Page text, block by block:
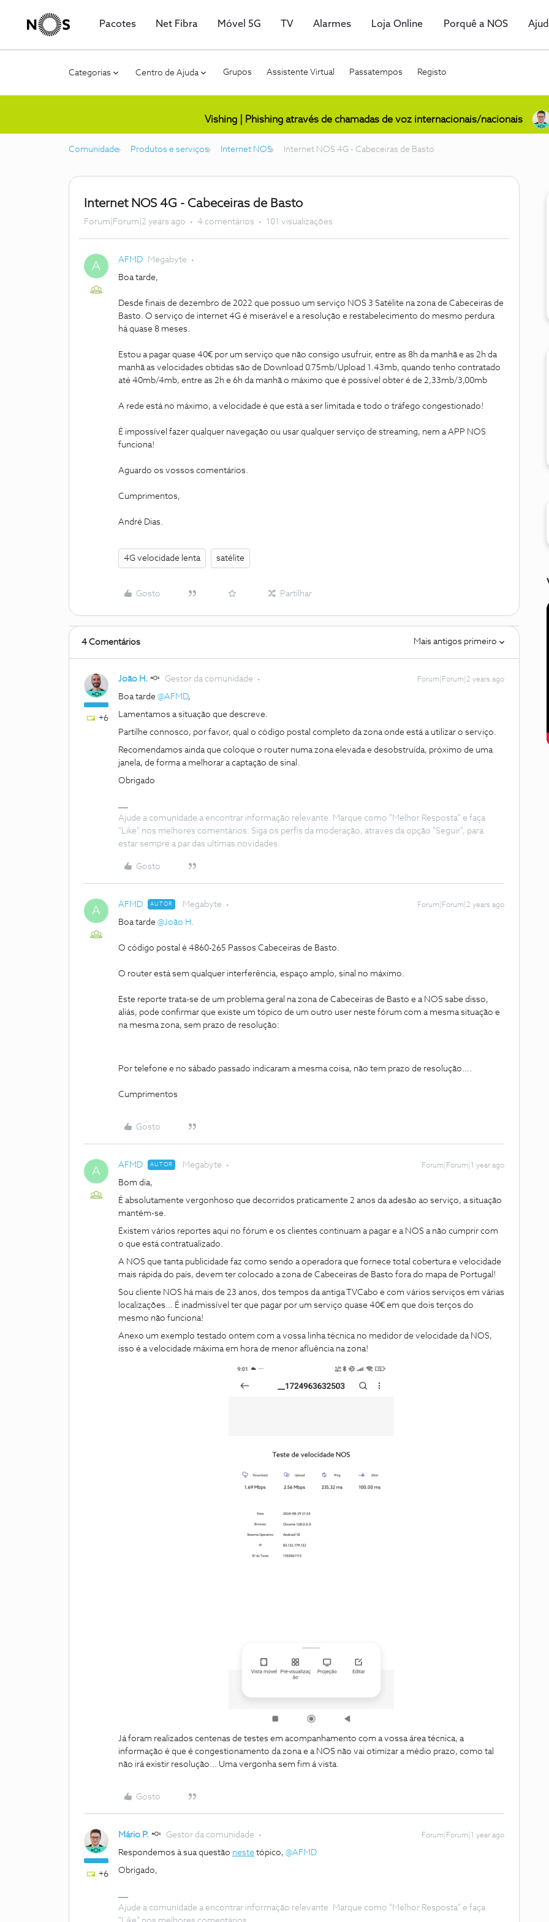
Pacotes Net Fibra Móvel 5G TV Alarmes Loja Online Porquê a NOS
Categorias Centro de Ajuda Grupos Assistente Virtual Passatempos Registo
Vishing | Phishing através de chamadas de voz internacionais/nacionais
Comunidade Produtos e serviços Internet NOS Internet NOS 4G - Cabeceiras de Basto
Internet NOS 4G - Cabeceiras de Basto
Forum|Forum|2 years ago 4 comentários 101 visualizações
A AFMD Megabyte
Boa tarde,
Desde finais de dezembro de 2022 que possuo um serviço NOS 3 Satélite na zona de Cabeceiras de
Basto. O serviço de internet 4G é miserável e a resolução e restabelecimento do mesmo perdura
há quase 8 meses.
Estou a pagar quase 40€ por um serviço que não consigo usufruir, entre as 8h da manhã e as 2h da
manhã as velocidades obtidas são de Download 0.75mb/Upload 1.43mb, quando tenho contratado
até 40mb/4mb, entre as 2h e 6h da manhã o máximo que é possível obter é de 2,33mb/3,00mb
A rede está no máximo, a velocidade é que está a ser limitada e todo o tráfego congestionado!
É impossível fazer qualquer navegação ou usar qualquer serviço de streaming, nem a APP NOS
funciona!
Aguardo os vossos comentários.
Cumprimentos,
André Dias.
4G velocidade lenta satélite
Gosto Partilhar
4 Comentários Mais antigos primeiro
+6
João H. Gestor da comunidade Forum|Forum|2 years ago
Boa tarde @AFMD,
Lamentamos a situação que descreve.
Partilhe connosco, por favor, qual o código postal completo da zona onde está a utilizar o serviço.
Recomendamos ainda que coloque o router numa zona elevada e desobstruída, próximo de uma
janela, de forma a melhorar a captação de sinal.
Obrigado
Ajude a comunidade a encontrar informação relevante. Marque como "Melhor Resposta" e faça
"Like" nos melhores comentários. Siga os perfis da moderação, através da opção "Seguir", para
estar sempre a par das ultimas novidades.
Gosto
A AFMD AUTOR Megabyte Forum|Forum|2 years ago
Boa tarde @João H.
O código postal é 4860-265 Passos Cabeceiras de Basto.
O router está sem qualquer interferência, espaço amplo, sinal no máximo.
Este reporte trata-se de um problema geral na zona de Cabeceiras de Basto e a NOS sabe disso,
aliás, pode confirmar que existe um tópico de um outro user neste fórum com a mesma situação e
na mesma zona, sem prazo de resolução:
Por telefone e no sábado passado indicaram a mesma coisa, não tem prazo de resolução….
Cumprimentos
Gosto
A AFMD AUTOR Megabyte Forum|Forum|1 year ago
Bom dia,
É absolutamente vergonhoso que decorridos praticamente 2 anos da adesão ao serviço, a situação
mantém-se.
Existem vários reportes aqui no fórum e os clientes continuam a pagar e a NOS a não cumprir com
o que está contratualizado.
A NOS que tanta publicidade faz como sendo a operadora que fornece total cobertura e velocidade
mais rápida do país, devem ter colocado a zona de Cabeceiras de Basto fora do mapa de Portugal!
​​​Sou cliente NOS há mais de 23 anos, dos tempos da antiga TVCabo e com vários serviços em várias
localizações... É inadmissível ter que pagar por um serviço quase 40€ em que dois terços do
mesmo não funciona!
​​​​​​Anexo um exemplo testado ontem com a vossa linha técnica no medidor de velocidade da NOS,
isso é a velocidade máxima em hora de menor afluência na zona!
Já foram realizados centenas de testes em acompanhamento com a vossa área técnica, a
informação é que é congestionamento da zona e a NOS não vai otimizar a médio prazo, como tal
não irá existir resolução... Uma vergonha sem fim á vista.
Gosto
+6
Mário P. Gestor da comunidade Forum|Forum|1 year ago
Respondemos à sua questão neste tópico, @AFMD
Obrigado,
Ajude a comunidade a encontrar informação relevante. Marque como "Melhor Resposta" e faça